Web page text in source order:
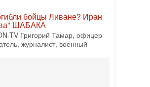
бойцы Ливане? Иран
ШАБАКА
TV Григорий Тамар, офицер
журналист, военный